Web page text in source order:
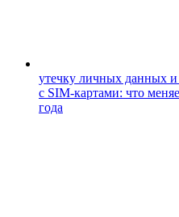
утечку личных данных
с SIM-картами: что
года